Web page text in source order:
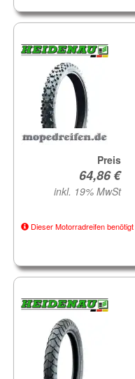
Preis
inkl. 19% MwSt
Dieser Motorradreifen benötigt